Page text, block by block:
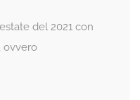
del 2021 con
ovvero